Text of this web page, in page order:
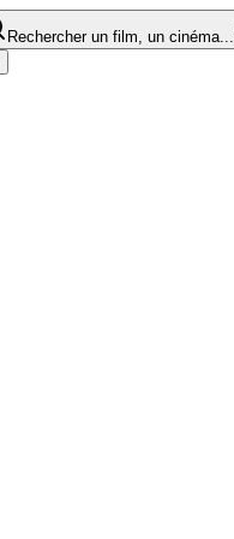
Rechercher un film, un cinéma...